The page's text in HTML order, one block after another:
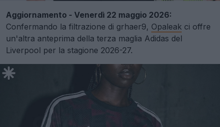
Aggiornamento - Venerdì 22 maggio 2026:
Confermando la filtrazione di grhaer9, Opaleak ci offre
un'altra anteprima della terza maglia Adidas del
Liverpool per la stagione 2026-27.